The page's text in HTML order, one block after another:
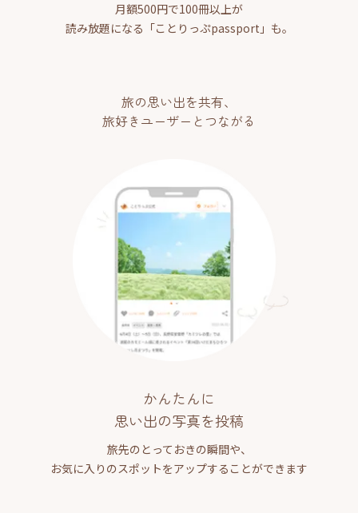
月額500円で100冊以上が
読み放題になる「ことりっぷpassport」も。
旅の思い出を共有、
旅好きユーザーとつながる
かんたんに
思い出の写真を投稿
旅先のとっておきの瞬間や、
お気に入りのスポットをアップすることができます